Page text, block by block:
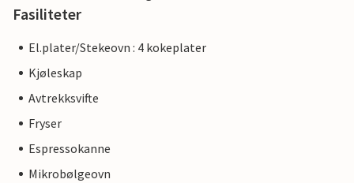
Fasiliteter
El.plater/Stekeovn : 4 kokeplater
Kjøleskap
Avtrekksvifte
Fryser
Espressokanne
Mikrobølgeovn